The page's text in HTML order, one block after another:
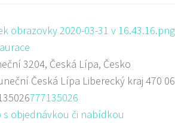
3204, Česká Lípa, Česko
Česká Lípa Liberecký kraj 470 06
777135026
s objednávkou či nabídkou